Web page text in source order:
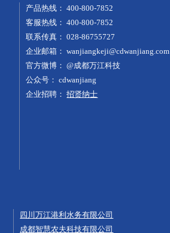
产品热线：400-800-7852
客服热线：400-800-7852
联系传真：028-86755727
企业邮箱：wanjiangkeji@cdwanjiang.com
官方微博：@成都万江科技
公众号：cdwanjiang
企业招聘：招贤纳士
四川万江港利水务有限公司
成都智慧农夫科技有限公司